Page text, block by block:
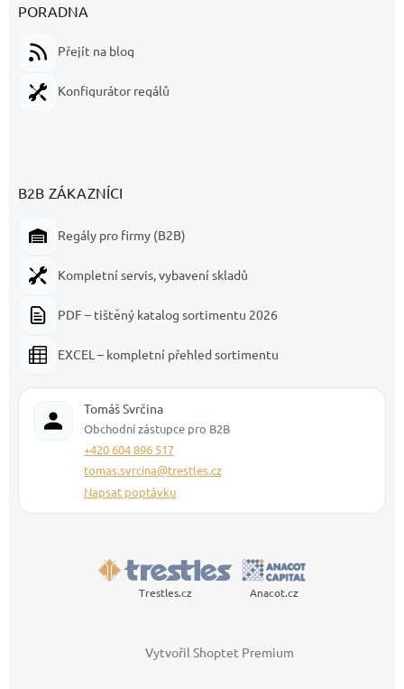
PORADNA
Přejít na blog
Konfigurátor regálů
B2B ZÁKAZNÍCI
Regály pro firmy (B2B)
Kompletní servis, vybavení skladů
PDF – tištěný katalog sortimentu 2026
EXCEL – kompletní přehled sortimentu
Tomáš Svrčina
Obchodní zástupce pro B2B
+420 604 896 517
tomas.svrcina@trestles.cz
Napsat poptávku
Trestles.cz Anacot.cz
Vytvořil Shoptet Premium